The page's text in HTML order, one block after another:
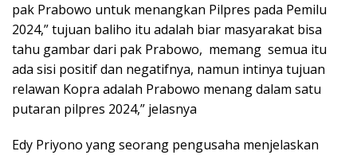
pak Prabowo untuk menangkan Pilpres pada Pemilu
2024,” tujuan baliho itu adalah biar masyarakat bisa
tahu gambar dari pak Prabowo, memang semua itu
ada sisi positif dan negatifnya, namun intinya tujuan
relawan Kopra adalah Prabowo menang dalam satu
putaran pilpres 2024,” jelasnya
Edy Priyono yang seorang pengusaha menjelaskan